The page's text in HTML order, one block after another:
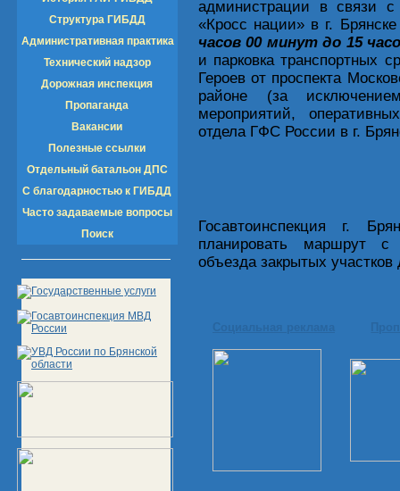
Структура ГИБДД
Административная практика
Технический надзор
Дорожная инспекция
Пропаганда
Вакансии
Полезные ссылки
Отдельный батальон ДПС
С благодарностью к ГИБДД
Часто задаваемые вопросы
Поиск
администрации в связи с
«Кросс нации» в г.
часов 00 минут до 15
и парковка транспортных
Героев от проспекта
районе (за
мероприятий,
отдела ГФС России в г.
Госавтоинспекция г.
планировать маршрут с
объезда закрытых участков